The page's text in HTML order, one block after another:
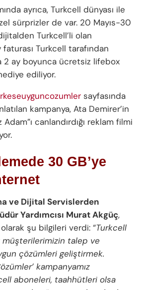
ayrıca, Turkcell dünyası ile
sürprizler de var. 20 Mayıs-30
Turkcell’li olan
faturası Turkcell tarafından
2 ay boyunca ücretsiz lifebox
ediliyor.
sayfasında
kampanya, Ata Demirer’in
canlandırdığı reklam filmi
30 GB’ye
ve Dijital Servislerden
Yardımcısı Murat Akgüç,
şu bilgileri verdi: “Turkcell
müşterilerimizin talep ve
çözümleri geliştirmek.
kampanyamız
aboneleri, taahhütleri olsa